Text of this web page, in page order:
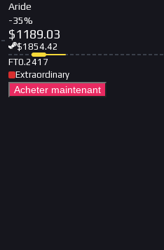
Aride
-35%
$1189.03
$1854.42
FT0.2417
Extraordinary
Acheter maintenant